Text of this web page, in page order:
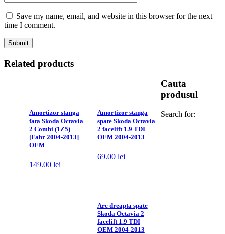
Save my name, email, and website in this browser for the next
time I comment.
Related products
Amortizor stanga
fata Skoda Octavia
2 Combi (1Z5)
[Fabr 2004-2013]
OEM
149.00 lei
Amortizor stanga
spate Skoda Octavia
2 facelift 1.9 TDI
OEM 2004-2013
69.00 lei
Arc dreapta spate
Skoda Octavia 2
facelift 1.9 TDI
OEM 2004-2013
Cauta
produsul
Search for: